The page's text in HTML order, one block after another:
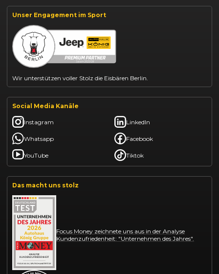
Suzuki Swift finanzieren
BYD Dolphin finanzieren
Kia Ceed finanzieren
Kia Sportage leasen
Mazda CX-30 finanzieren
Citroën C3 leasen
Unser Engagement im Sport
Wir unterstützen voller Stolz die Eisbären Berlin.
Social Media Kanäle
Instagram LinkedIn
Whatsapp Facebook
YouTube Tiktok
Das macht uns stolz
Focus Money zeichnete uns aus in der Analyse
Kundenzufriedenheit: "Unternehmen des Jahres".